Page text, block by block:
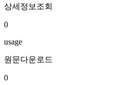
상세정보조회
0
usage
원문다운로드
0